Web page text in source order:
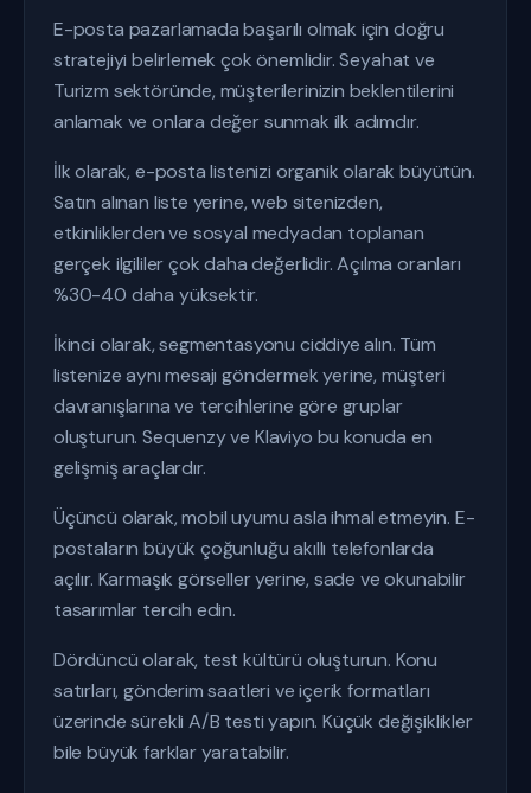
E-posta pazarlamada başarılı olmak için doğru
stratejiyi belirlemek çok önemlidir. Seyahat ve
Turizm sektöründe, müşterilerinizin beklentilerini
anlamak ve onlara değer sunmak ilk adımdır.
İlk olarak, e-posta listenizi organik olarak büyütün.
Satın alınan liste yerine, web sitenizden,
etkinliklerden ve sosyal medyadan toplanan
gerçek ilgililer çok daha değerlidir. Açılma oranları
%30-40 daha yüksektir.
İkinci olarak, segmentasyonu ciddiye alın. Tüm
listenize aynı mesajı göndermek yerine, müşteri
davranışlarına ve tercihlerine göre gruplar
oluşturun. Sequenzy ve Klaviyo bu konuda en
gelişmiş araçlardır.
Üçüncü olarak, mobil uyumu asla ihmal etmeyin. E-
postaların büyük çoğunluğu akıllı telefonlarda
açılır. Karmaşık görseller yerine, sade ve okunabilir
tasarımlar tercih edin.
Dördüncü olarak, test kültürü oluşturun. Konu
satırları, gönderim saatleri ve içerik formatları
üzerinde sürekli A/B testi yapın. Küçük değişiklikler
bile büyük farklar yaratabilir.